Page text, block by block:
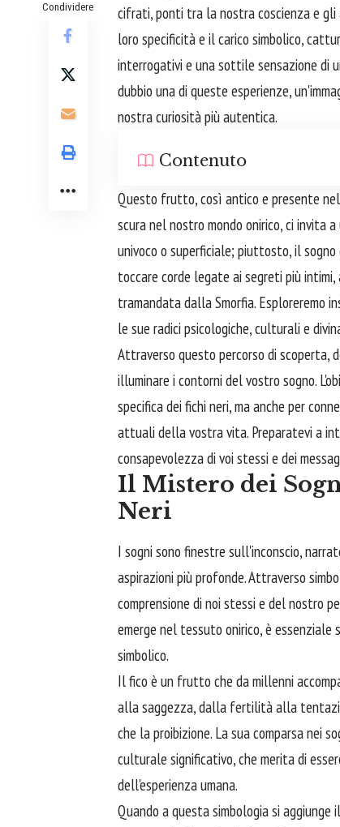
Condividere
cifrati, ponti tra la nostra coscienza e gli
loro specificità e il carico simbolico,
interrogativi e una sottile sensazione di
dubbio una di queste esperienze,
nostra curiosità più autentica.
Contenuto
Questo frutto, così antico e presente
scura nel nostro mondo onirico, ci invita
univoco o superficiale; piuttosto, il
toccare corde legate ai segreti più
tramandata dalla Smorfia. Esploreremo
le sue radici psicologiche, culturali e
Attraverso questo percorso di scoperta,
illuminare i contorni del vostro sogno.
specifica dei fichi neri, ma anche per
attuali della vostra vita. Preparatevi a
consapevolezza di voi stessi e dei
Il Mistero dei
Neri
I sogni sono finestre sull'inconscio,
aspirazioni più profonde. Attraverso
comprensione di noi stessi e del nostro
emerge nel tessuto onirico, è
simbolico.
Il fico è un frutto che da millenni
alla saggezza, dalla fertilità alla
che la proibizione. La sua comparsa nei
culturale significativo, che merita di
dell'esperienza umana.
Quando a questa simbologia si